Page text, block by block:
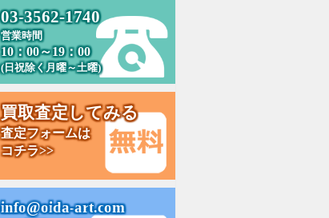
03-3562-1740
営業時間
10：00～19：00
(日祝除く月曜～土曜)
買取査定してみる
査定フォームは
コチラ>>
info@oida-art.com